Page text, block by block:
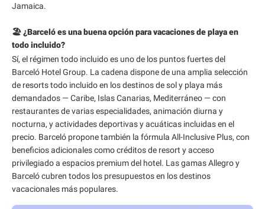
Jamaica.
🏖️ ¿Barceló es una buena opción para vacaciones de playa en
todo incluido?
Sí, el régimen todo incluido es uno de los puntos fuertes del
Barceló Hotel Group. La cadena dispone de una amplia selección
de resorts todo incluido en los destinos de sol y playa más
demandados — Caribe, Islas Canarias, Mediterráneo — con
restaurantes de varias especialidades, animación diurna y
nocturna, y actividades deportivas y acuáticas incluidas en el
precio. Barceló propone también la fórmula All-Inclusive Plus, con
beneficios adicionales como créditos de resort y acceso
privilegiado a espacios premium del hotel. Las gamas Allegro y
Barceló cubren todos los presupuestos en los destinos
vacacionales más populares.